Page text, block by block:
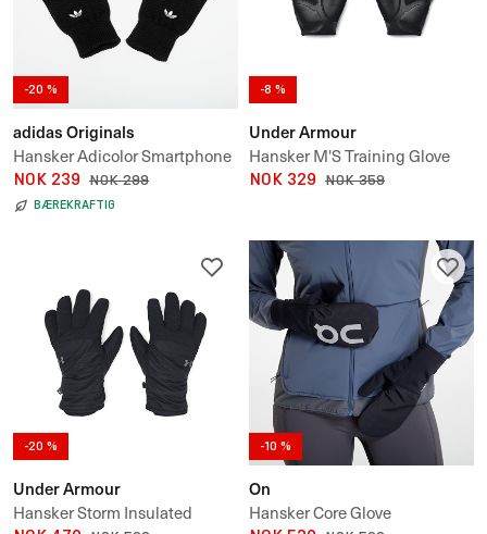
-20 %
adidas Originals
Hansker Adicolor Smartphone
Gloves
NOK 239 NOK 299
BÆREKRAFTIG
-8 %
Under Armour
Hansker M'S Training Glove
NOK 329 NOK 359
-20 %
Under Armour
Hansker Storm Insulated
-10 %
On
Hansker Core Glove